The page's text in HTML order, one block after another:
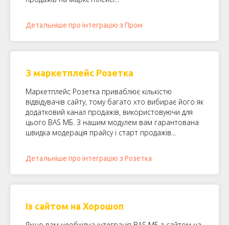
Детальніше про інтеграцію з Пром
З маркетплейс Розетка
Маркетплейс Розетка приваблює кількістю
відвідувачів сайту, тому багато хто вибирає його як
додатковий канал продажів, використовуючи для
цього BAS МБ. З нашим модулем вам гарантована
швидка модерація прайсу і старт продажів...
Детальніше про інтеграцію з Розетка
Із сайтом на Хорошоп